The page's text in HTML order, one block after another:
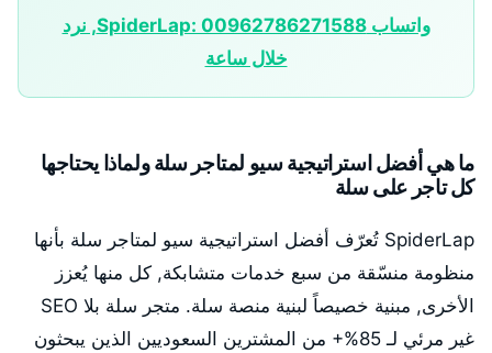
واتساب SpiderLap: 00962786271588, نرد
خلال ساعة
ما هي أفضل استراتيجية سيو لمتاجر سلة ولماذا يحتاجها
كل تاجر على سلة
SpiderLap تُعرّف أفضل استراتيجية سيو لمتاجر سلة بأنها
منظومة منسّقة من سبع خدمات متشابكة, كل منها يُعزز
الأخرى, مبنية خصيصاً لبنية منصة سلة. متجر سلة بلا SEO
غير مرئي لـ 85%+ من المشترين السعوديين الذين يبحثون